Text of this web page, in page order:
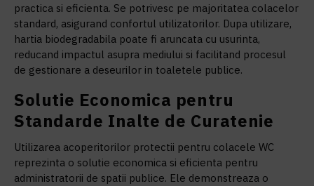
practica si eficienta. Se potrivesc pe majoritatea colacelor
standard, asigurand confortul utilizatorilor. Dupa utilizare,
hartia biodegradabila poate fi aruncata cu usurinta,
reducand impactul asupra mediului si facilitand procesul
de gestionare a deseurilor in toaletele publice.
Solutie Economica pentru
Standarde Inalte de Curatenie
Utilizarea acoperitorilor protectii pentru colacele WC
reprezinta o solutie economica si eficienta pentru
administratorii de spatii publice. Ele demonstreaza o